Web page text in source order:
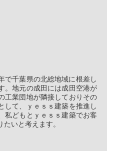
で千葉県の北総地域に根差し
。地元の成田には成田空港が
工業団地が隣接しておりその
して、ｙｅｓｓ建築を推進し
どもとｙｅｓｓ建築でお客
いと考えます。